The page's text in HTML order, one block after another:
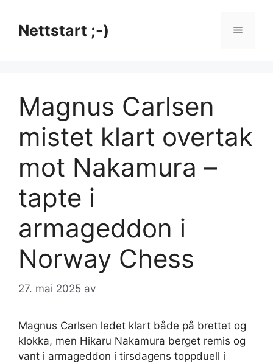
innholdNettstart ;-) Meny
Magnus Carlsen
mistet klart overtak
mot Nakamura –
tapte i
armageddon i
Norway Chess
27. mai 2025 av
Magnus Carlsen ledet klart både på brettet og
klokka, men Hikaru Nakamura berget remis og
vant i armageddon i tirsdagens toppduell i